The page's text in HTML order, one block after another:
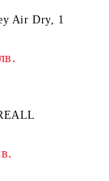
Air Dry, 1